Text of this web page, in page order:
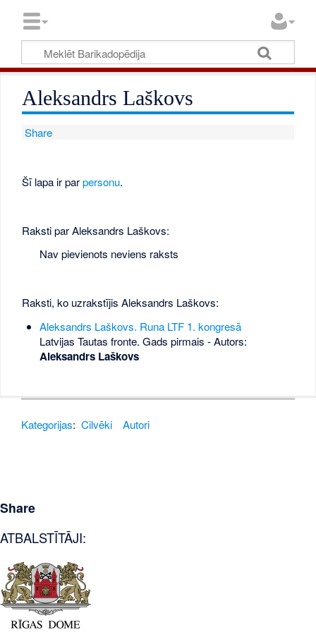
Aleksandrs Laškovs
Share
Šī lapa ir parpersonu.
Raksti par Aleksandrs Laškovs:
Nav pievienots neviens raksts
Raksti, ko uzrakstījis Aleksandrs Laškovs:
Aleksandrs Laškovs. Runa LTF 1. kongresā
Latvijas Tautas fronte. Gads pirmais - Autors:
Aleksandrs Laškovs
Kategorijas: Cilvēki Autori
Share
ATBALSTĪTĀJI: